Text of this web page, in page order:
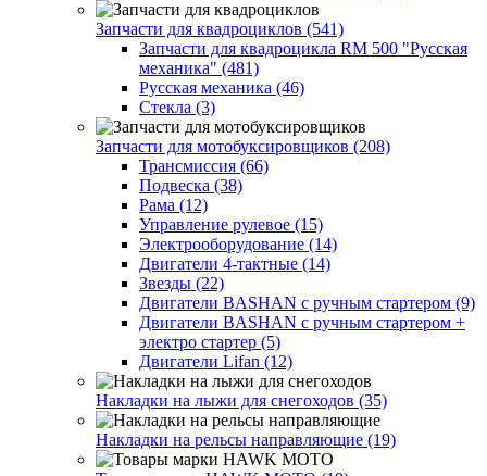
Запчасти для квадроциклов (541)
Запчасти для квадроцикла RM 500 "Русская
механика" (481)
Русская механика (46)
Стекла (3)
Запчасти для мотобуксировщиков (208)
Трансмиссия (66)
Подвеска (38)
Рама (12)
Управление рулевое (15)
Электрооборудование (14)
Двигатели 4-тактные (14)
Звезды (22)
Двигатели BASHAN с ручным стартером (9)
Двигатели BASHAN с ручным стартером +
электро стартер (5)
Двигатели Lifan (12)
Накладки на лыжи для снегоходов (35)
Накладки на рельсы направляющие (19)